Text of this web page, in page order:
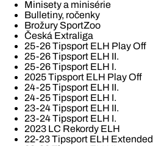
Minisety a minisérie
Bulletiny, ročenky
Brožury SportZoo
Česká Extraliga
25-26 Tipsport ELH Play Off
25-26 Tipsport ELH II.
25-26 Tipsport ELH I.
2025 Tipsport ELH Play Off
24-25 Tipsport ELH II.
24-25 Tipsport ELH I.
23-24 Tipsport ELH II.
23-24 Tipsport ELH I.
2023 LC Rekordy ELH
22-23 Tipsport ELH Extended